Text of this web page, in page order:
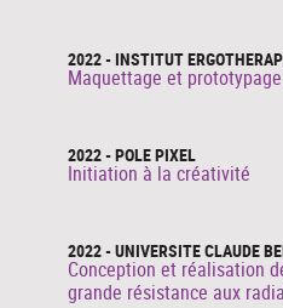
2022 - INSTITUT
Maquettage et
2022 - POLE PIXEL
Initiation à la créativité
2022 - UNIVERSITE CLAUDE
Conception et réalisation
grande résistance aux